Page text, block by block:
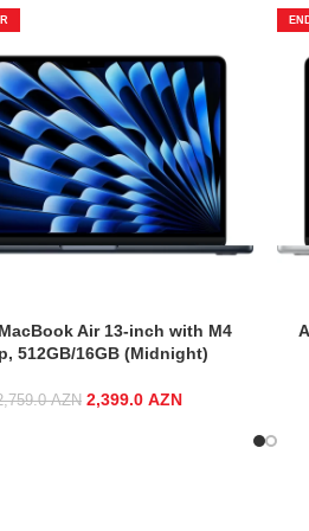
Air 13-inch with M4
512GB/16GB (Midnight)
AZN
Original price was:
2,399.0 AZN
2,399.0 AZN.